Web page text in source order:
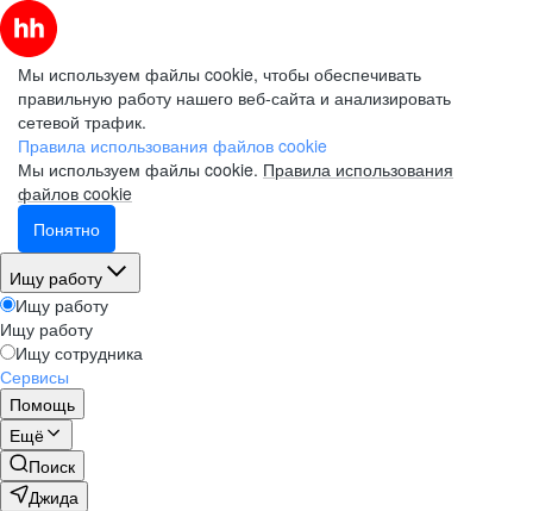
Мы используем файлы cookie, чтобы обеспечивать
правильную работу нашего веб-сайта и анализировать
сетевой трафик.
Правила использования файлов cookie
Мы используем файлы cookie. Правила использования
файлов cookie
Понятно
Ищу работу
Ищу работу
Ищу работу
Ищу сотрудника
Сервисы
Помощь
Ещё
Поиск
Джида